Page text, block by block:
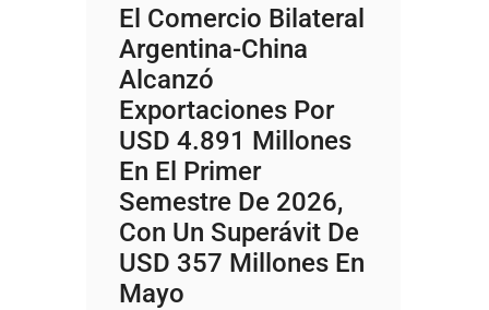
El Comercio Bilateral
Argentina-China
Alcanzó
Exportaciones Por
USD 4.891 Millones
En El Primer
Semestre De 2026,
Con Un Superávit De
USD 357 Millones En
Mayo